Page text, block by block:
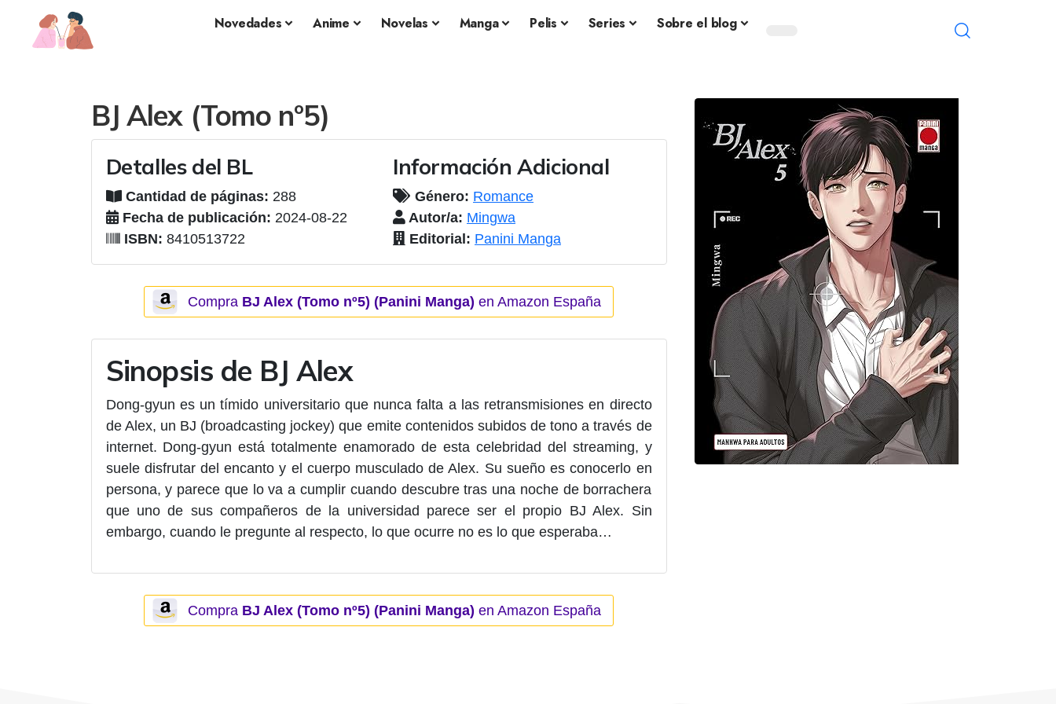
Novedades Anime Novelas Manga Pelis Series Sobre el blog
BJ Alex (Tomo nº5)
Detalles del BL
Cantidad de páginas: 288
Fecha de publicación: 2024-08-22
ISBN: 8410513722
Información Adicional
Género: Romance
Autor/a: Mingwa
Editorial: Panini Manga
Compra BJ Alex (Tomo nº5) (Panini Manga) en Amazon España
Sinopsis de BJ Alex
Dong-gyun es un tímido universitario que nunca falta a las retransmisiones en directo
de Alex, un BJ (broadcasting jockey) que emite contenidos subidos de tono a través de
internet. Dong-gyun está totalmente enamorado de esta celebridad del streaming, y
suele disfrutar del encanto y el cuerpo musculado de Alex. Su sueño es conocerlo en
persona, y parece que lo va a cumplir cuando descubre tras una noche de borrachera
que uno de sus compañeros de la universidad parece ser el propio BJ Alex. Sin
embargo, cuando le pregunte al respecto, lo que ocurre no es lo que esperaba…
Compra BJ Alex (Tomo nº5) (Panini Manga) en Amazon España